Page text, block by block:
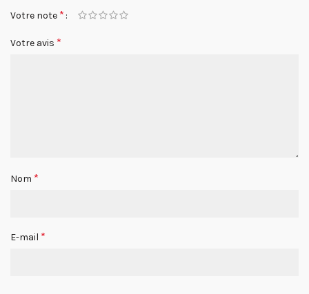
Votre note *
Votre avis *
Nom *
E-mail *